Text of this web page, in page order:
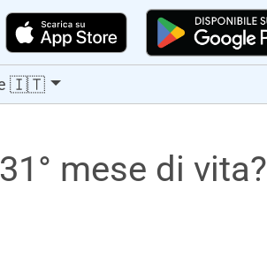
🇮🇹
mese di vita?